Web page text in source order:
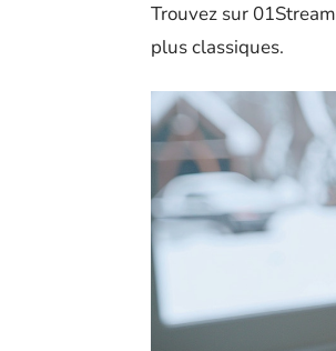
Trouvez sur
plus classiques.